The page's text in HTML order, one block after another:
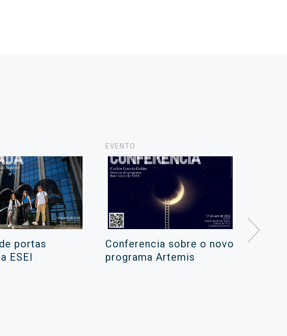
portas
ESEI
EVENTO
Conferencia sobre o novo
programa Artemis